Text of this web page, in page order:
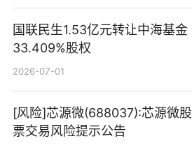
国联民生1.53亿元转让中海基金
33.409%股权
2026-07-01
[风险]芯源微(688037):芯源微股
票交易风险提示公告